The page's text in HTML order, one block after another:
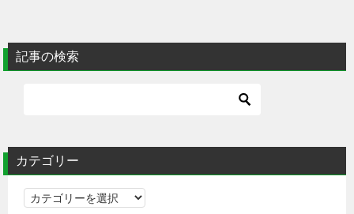
記事の検索
カテゴリー
カ